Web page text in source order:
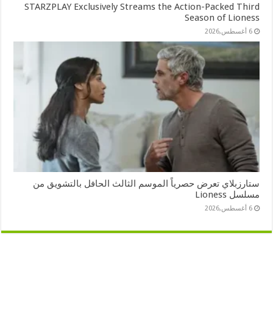
STARZPLAY Exclusively Streams the Action-Packed Third
Season of Lioness
6 أغسطس,2026
ستارزبلاي تعرض حصرياً الموسم الثالث الحافل بالتشويق من
مسلسل Lioness
6 أغسطس,2026